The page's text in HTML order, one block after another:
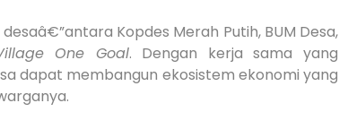
Kopdes Merah Putih, BUM Desa,
One Goal. Dengan kerja sama yang
dapat membangun ekosistem ekonomi yang